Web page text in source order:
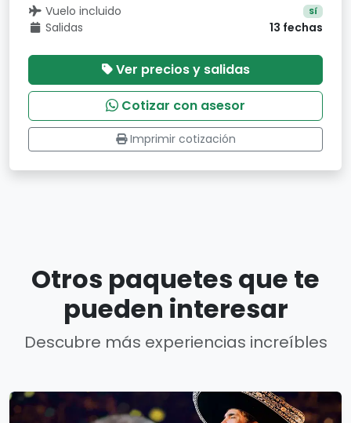
Vuelo incluido Sí
Salidas 13 fechas
Ver precios y salidas
Cotizar con asesor
Imprimir cotización
Otros paquetes que te
pueden interesar
Descubre más experiencias increíbles